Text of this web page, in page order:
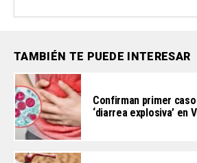
TAMBIÉN TE PUEDE INTERESAR
Confirman primer
‘diarrea explosiva’ en